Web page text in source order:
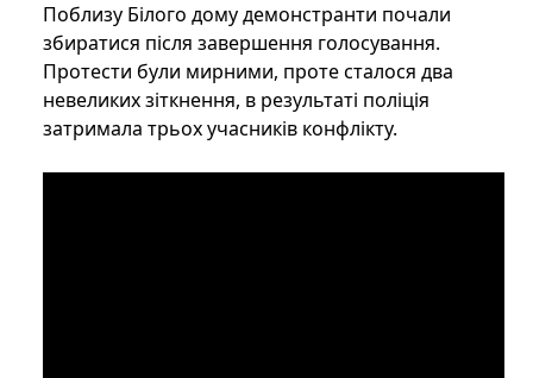
Поблизу Білого дому демонстранти почали
збиратися після завершення голосування.
Протести були мирними, проте сталося два
невеликих зіткнення, в результаті поліція
затримала трьох учасників конфлікту.